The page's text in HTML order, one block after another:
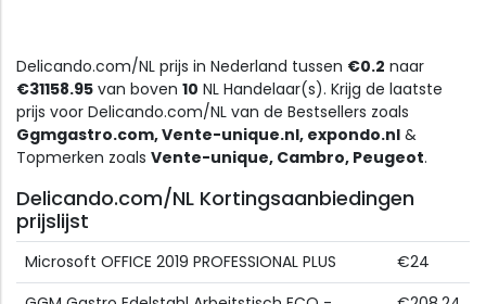
Delicando.com/NL prijs in Nederland tussen €0.2 naar
€31158.95 van boven 10 NL Handelaar(s). Krijg de laatste
prijs voor Delicando.com/NL van de Bestsellers zoals
Ggmgastro.com, Vente-unique.nl, expondo.nl &
Topmerken zoals Vente-unique, Cambro, Peugeot.
Delicando.com/NL Kortingsaanbiedingen
prijslijst
Microsoft OFFICE 2019 PROFESSIONAL PLUS
€24